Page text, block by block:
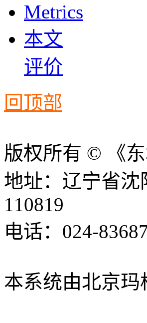
Metrics
本文
评价
回顶部
版权所有 © 《
地址：辽宁省
110819
电话：024-
本系统由北京